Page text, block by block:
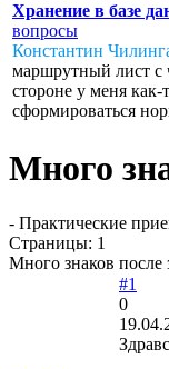
Хранение в базе
вопросы
Константин
маршрутный лист с
стороне у меня как-
сформироваться
Много
- Практические
Страницы: 1
Много знаков после
#1
0